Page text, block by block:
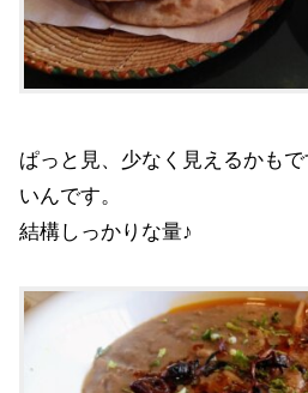
ぱっと見、少なく見えるかも
いんです。
結構しっかりな量♪